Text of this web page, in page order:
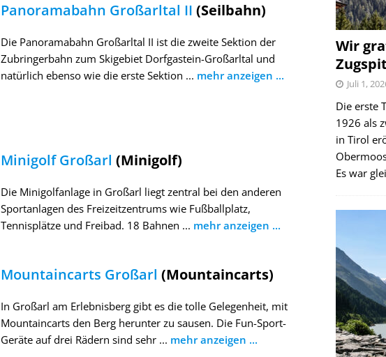
Panoramabahn Großarltal II (Seilbahn)
Die Panoramabahn Großarltal II ist die zweite Sektion der
Zubringerbahn zum Skigebiet Dorfgastein-Großarltal und
natürlich ebenso wie die erste Sektion ... mehr anzeigen ...
Minigolf Großarl (Minigolf)
Die Minigolfanlage in Großarl liegt zentral bei den anderen
Sportanlagen des Freizeitzentrums wie Fußballplatz,
Tennisplätze und Freibad. 18 Bahnen ... mehr anzeigen ...
Mountaincarts Großarl (Mountaincarts)
In Großarl am Erlebnisberg gibt es die tolle Gelegenheit, mit
Mountaincarts den Berg herunter zu sausen. Die Fun-Sport-
Geräte auf drei Rädern sind sehr ... mehr anzeigen ...
Wir
Juli 1,
Die erste
1926 als
in Tirol
Es war